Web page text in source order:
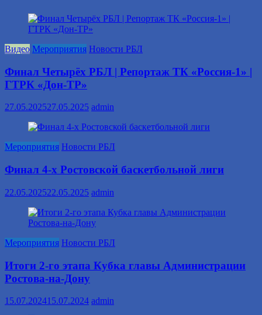
Видео Мероприятия Новости РБЛ
Финал Четырёх РБЛ | Репортаж ТК «Россия-1» |
ГТРК «Дон-ТР»
27.05.202527.05.2025 admin
Мероприятия Новости РБЛ
Финал 4-х Ростовской баскетбольной лиги
22.05.202522.05.2025 admin
Мероприятия Новости РБЛ
Итоги 2-го этапа Кубка главы Администрации
Ростова-на-Дону
15.07.202415.07.2024 admin